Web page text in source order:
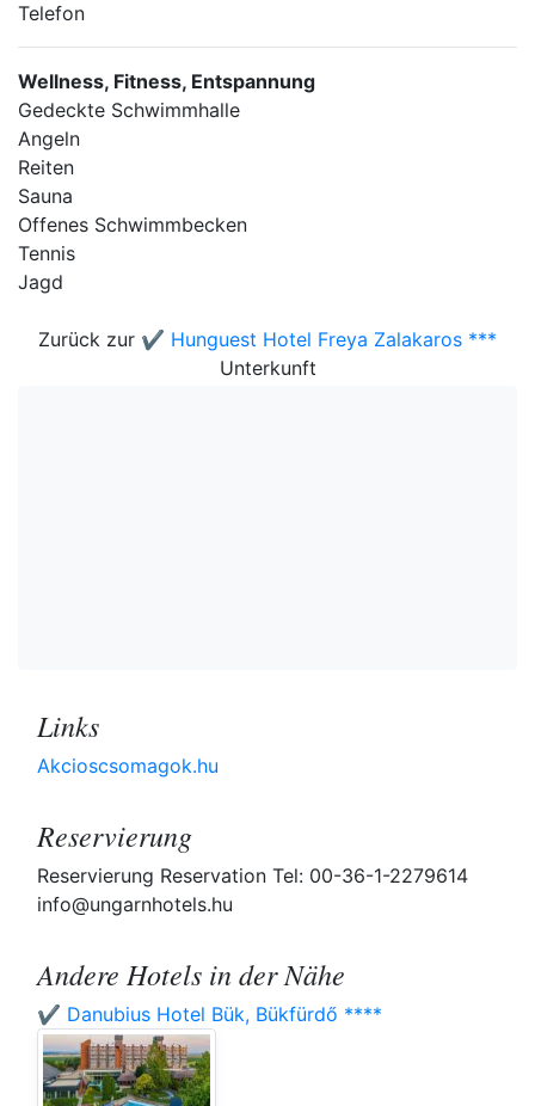
Telefon
Wellness, Fitness, Entspannung
Gedeckte Schwimmhalle
Angeln
Reiten
Sauna
Offenes Schwimmbecken
Tennis
Jagd
Zurück zur ✔️ Hunguest Hotel Freya Zalakaros ***
Unterkunft
Links
Akcioscsomagok.hu
Reservierung
Reservierung Reservation Tel: 00-36-1-2279614
info@ungarnhotels.hu
Andere Hotels in der Nähe
✔️ Danubius Hotel Bük, Bükfürdő ****